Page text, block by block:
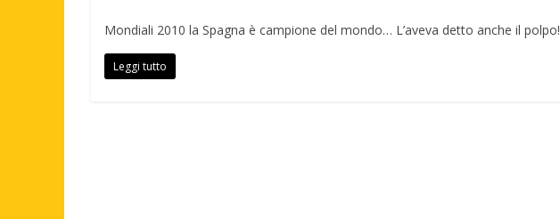
Mondiali 2010 la Spagna è campione del mondo… L’aveva detto anche il polpo!
Leggi tutto